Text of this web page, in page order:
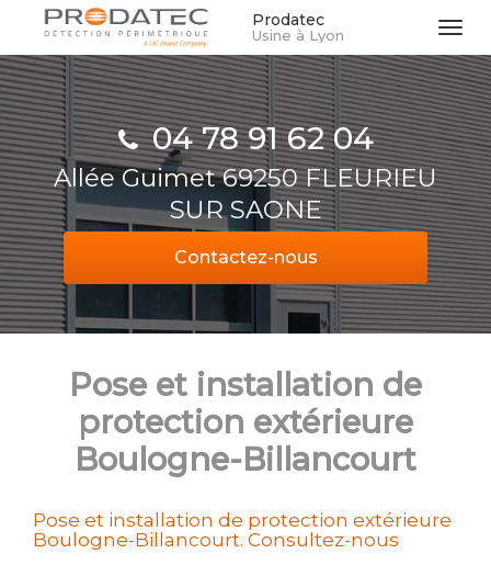
Aller
contenu
principal
Prodatec
Usine à Lyon
04 78 91 62 04
Allée Guimet 69250 FLEURIEU
SUR SAONE
Contactez-nous
Pose et installation de
protection extérieure
Boulogne-Billancourt
Pose et installation de protection extérieure
Boulogne-Billancourt. Consultez-nous